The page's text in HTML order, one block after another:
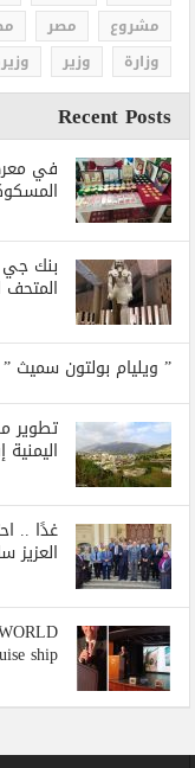
مشروع
مصر
وزارة
وزير
Recent Posts
في
بنك
” ويليام بولتون سميث
تطوير
اليمنية
غدًا ..
العزيز
ship